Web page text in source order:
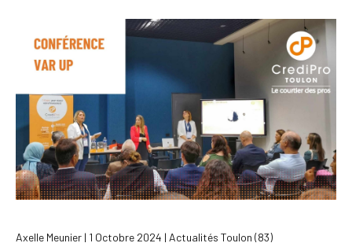
Axelle Meunier | 1 Octobre 2024 | Actualités Toulon (83)